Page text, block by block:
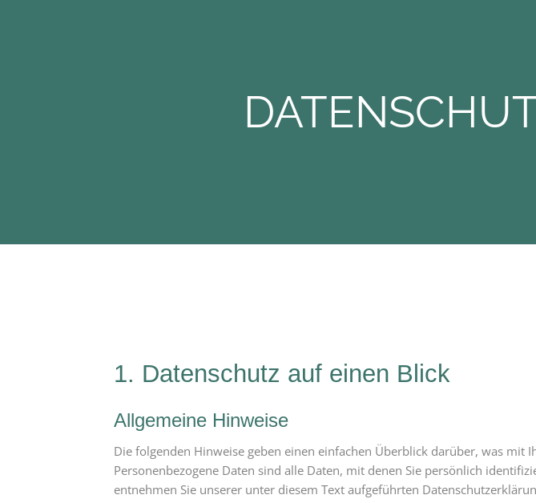
1. Datenschutz auf einen Blick
Allgemeine Hinweise
Die folgenden Hinweise geben einen einfachen Überblick darüber, was mit
Personenbezogene Daten sind alle Daten, mit denen Sie persönlich
entnehmen Sie unserer unter diesem Text aufgeführten